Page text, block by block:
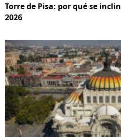
Torre de Pisa: por qué se
2026